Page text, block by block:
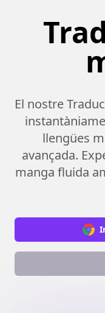
El nostre
llengües
avançada.
manga fluida